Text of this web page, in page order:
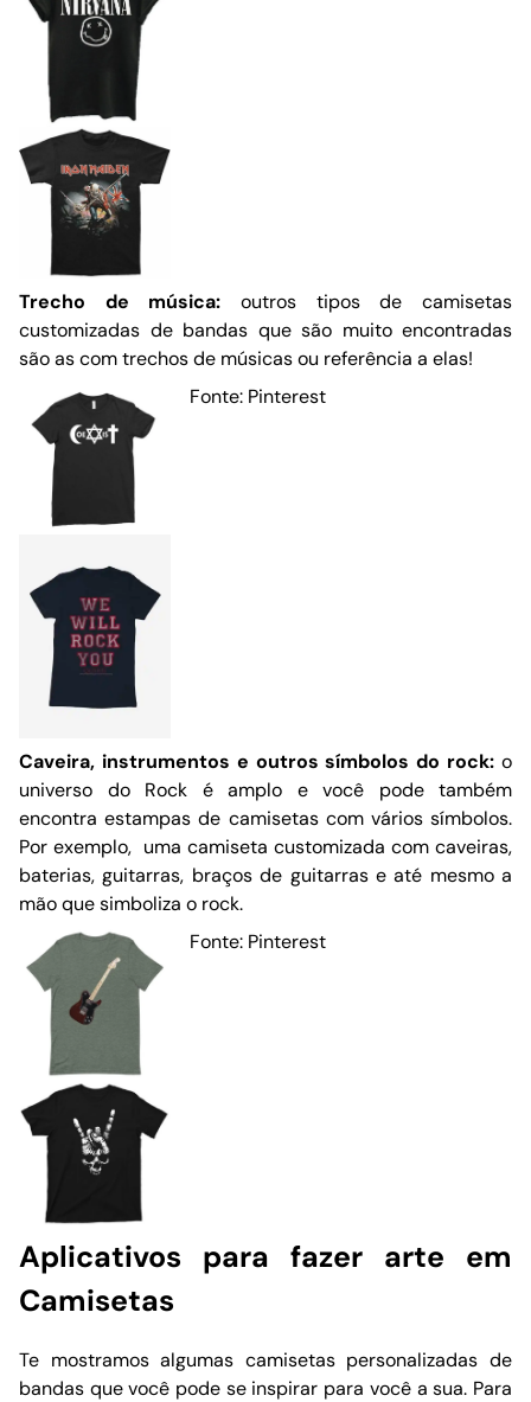
Trecho de música: outros tipos de camisetas
customizadas de bandas que são muito encontradas
são as com trechos de músicas ou referência a elas!
Fonte: Pinterest
Caveira, instrumentos e outros símbolos do rock: o
universo do Rock é amplo e você pode também
encontra estampas de camisetas com vários símbolos.
Por exemplo, uma camiseta customizada com caveiras,
baterias, guitarras, braços de guitarras e até mesmo a
mão que simboliza o rock.
Fonte: Pinterest
Aplicativos para fazer arte em
Camisetas
Te mostramos algumas camisetas personalizadas de
bandas que você pode se inspirar para você a sua. Para